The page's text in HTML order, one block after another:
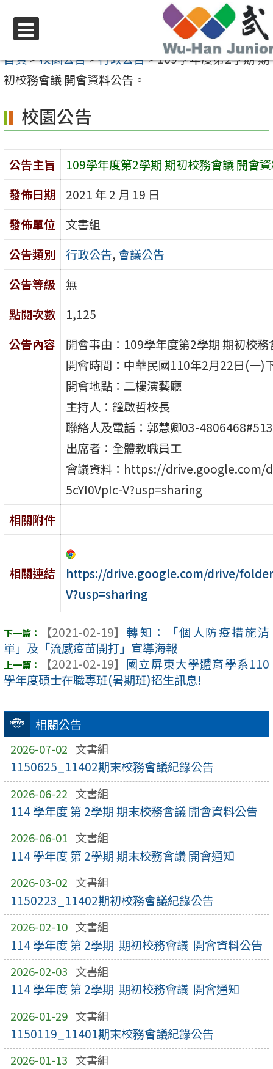
要
容
區
選
單
首頁>校園公告>行政公告>109學年度第2學期 期
初校務會議 開會資料公告。
相關公告
2026-07-02 文書組
1150625_11402期末校務會議紀錄公告
2026-06-22 文書組
114 學年度 第 2學期 期末校務會議 開會資料公告
2026-06-01 文書組
114 學年度 第 2學期 期末校務會議 開會通知
2026-03-02 文書組
1150223_11402期初校務會議紀錄公告
2026-02-10 文書組
114 學年度 第 2學期 期初校務會議 開會資料公告
2026-02-03 文書組
114 學年度 第 2學期 期初校務會議 開會通知
2026-01-29 文書組
1150119_11401期末校務會議紀錄公告
2026-01-13 文書組
校園公告
公告主旨
109學年度第2學期 期初校務會議 開會
發佈日期
2021 年 2 月 19 日
發佈單位
文書組
公告類別
行政公告,會議公告
公告等級
無
點閱次數
1,125
公告內容
開會事由：109學年度第2學期 期初校務
開會時間：中華民國110年2月22日(一)
開會地點：二樓演藝廳
主持人：鐘啟哲校長
聯絡人及電話：郭慧卿03-4806468#513
出席者：全體教職員工
會議資料：https://drive.google.com/
5cYI0VpIc-V?usp=sharing
相關附件
相關連結
https://drive.google.com/drive/
V?usp=sharing
【2021-02-19】 轉知：「個人防疫措施清
單」及「流感疫苗開打」宣導海報
【2021-02-19】 國立屏東大學體育學系110
學年度碩士在職專班(暑期班)招生訊息!